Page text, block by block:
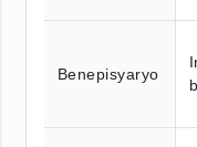
Benepisyaryo